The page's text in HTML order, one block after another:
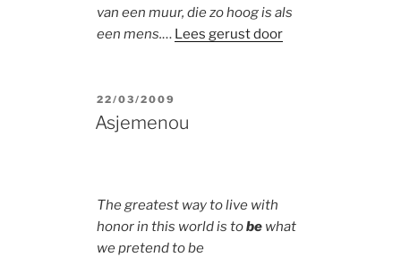
van een muur, die zo hoog is als
een mens.… Lees gerust door
POSTED
ON
22/03/2009
Asjemenou
The greatest way to live with
honor in this world is tobe what
we pretend to be